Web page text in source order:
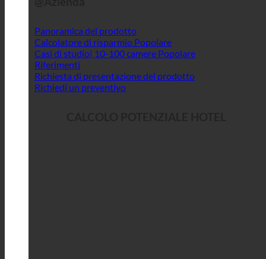
Panoramica del prodotto
Calcolatore di risparmio
Casi di studio| 10-100 camere
Riferimenti
Richiesta di presentazione del prodotto
Richiedi un preventivo